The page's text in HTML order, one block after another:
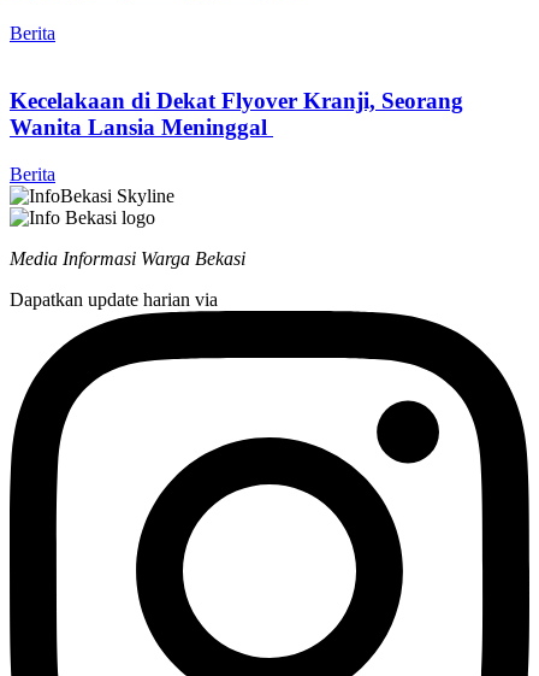
Berita
Kecelakaan di Dekat Flyover Kranji, Seorang
Wanita Lansia Meninggal
Berita
Media Informasi Warga Bekasi
Dapatkan update harian via